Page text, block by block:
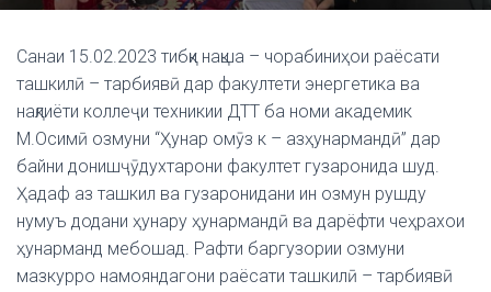
Санаи 15.02.2023 тибқи нақша – чорабиниҳои раёсати
ташкилӣ – тарбиявӣ дар факултети энергетика ва
нақлиёти коллеҷи техникии ДТТ ба номи академик
М.Осимӣ озмуни “Ҳунар омӯз к – азҳунармандӣ” дар
байни донишҷӯдухтарони факултет гузаронида шуд.
Ҳадаф аз ташкил ва гузаронидани ин озмун рушду
нумуъ додани ҳунару ҳунармандӣ ва дарёфти чеҳрахои
ҳунарманд мебошад. Рафти баргузории озмуни
мазкурро намояндагони раёсати ташкилӣ – тарбиявӣ